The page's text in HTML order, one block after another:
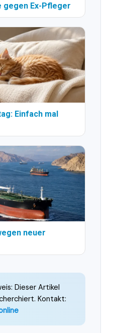
gegen Ex-Pfleger
Einfach mal
neuer
Dieser Artikel
Kontakt: